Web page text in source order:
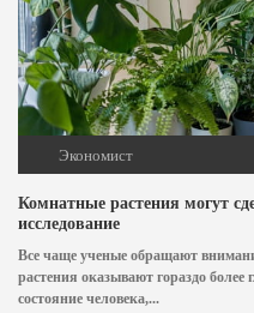
Экономист
Комнатные растения могут
исследование
Все чаще ученые обращают
растения оказывают гораздо более
состояние человека,...